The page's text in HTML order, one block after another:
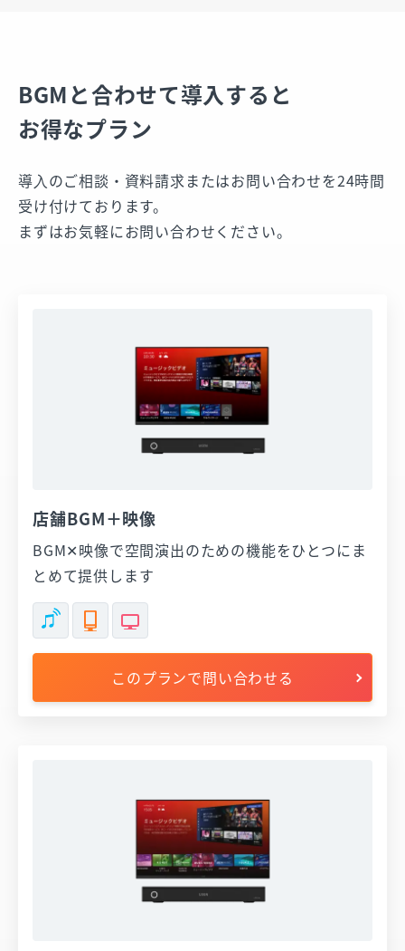
BGMと合わせて導入すると
お得なプラン
導⼊のご相談・資料請求またはお問い合わせを24時間
受け付けております。
まずはお気軽にお問い合わせください。
店舗BGM＋映像
BGM✕映像で空間演出のための機能をひとつにま
とめて提供します
このプランで問い合わせる